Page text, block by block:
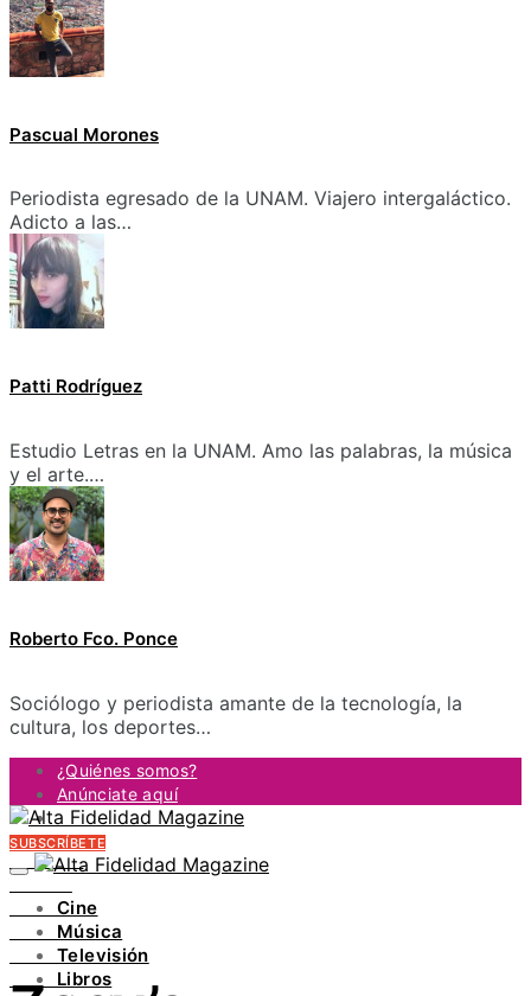
Pascual Morones
Periodista egresado de la UNAM. Viajero intergaláctico.
Adicto a las…
Patti Rodríguez
Estudio Letras en la UNAM. Amo las palabras, la música
y el arte.…
Roberto Fco. Ponce
Sociólogo y periodista amante de la tecnología, la
cultura, los deportes…
¿Quiénes somos?
Anúnciate aquí
Contacto
FACEBOOK
INSTAGRAM
PINTEREST
YOUTUBE
LINKEDIN
SUBSCRÍBETE
Cine
Música
Televisión
Libros